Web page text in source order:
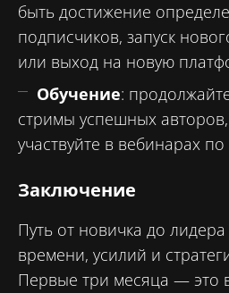
быть достижение
подписчиков, запуск
или выход на новую
Обучение:
стримы успешных авторов,
участвуйте в вебинарах
Заключение
Путь от новичка до
времени, усилий и
Первые три месяца — это